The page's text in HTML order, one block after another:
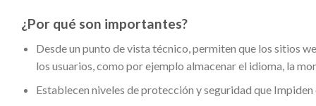
¿Por qué son importantes?
Desde un punto de vista técnico, permiten que los sitios
los usuarios, como por ejemplo almacenar el idioma, la
Establecen niveles de protección y seguridad que